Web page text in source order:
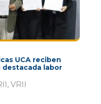
UCA reciben
labor
, VRII